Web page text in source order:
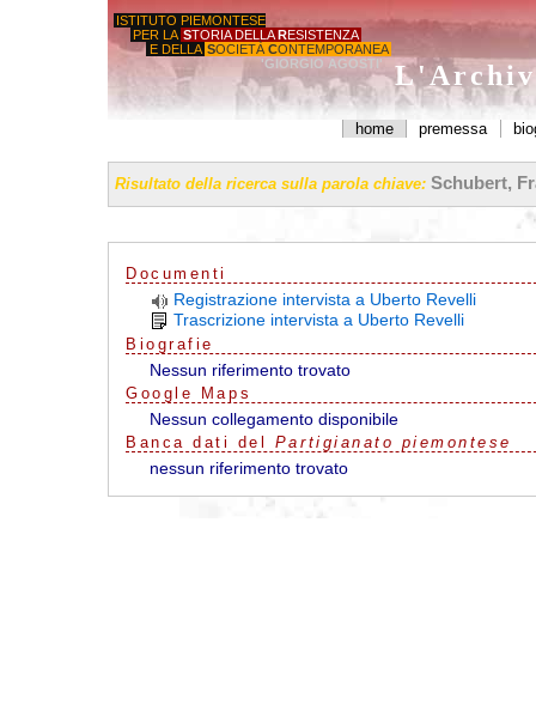
ISTITUTO PIEMONTESE
PER LA STORIA DELLA RESISTENZA
E DELLA SOCIETÀ CONTEMPORANEA
'GIORGIO AGOSTI'
home premessa
Risultato della ricerca sulla parola chiave: Schubert,
Documenti
Registrazione intervista a Uberto Revelli
Trascrizione intervista a Uberto Revelli
Biografie
Nessun riferimento trovato
G oo g e Maps
Nessun collegamento disponibile
Banca dati del Partigianato piemontese
nessun riferimento trovato